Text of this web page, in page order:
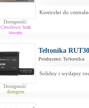
Dostępność:
Chwilowy brak
towaru
Kontroler do
Dostępność:
dostępne
Teltonika
Producent: Teltonika
Solidny i wydajny